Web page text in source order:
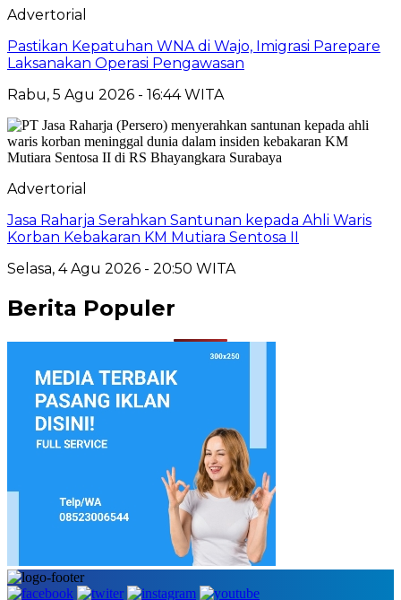
Advertorial
Pastikan Kepatuhan WNA di Wajo, Imigrasi Parepare
Laksanakan Operasi Pengawasan
Rabu, 5 Agu 2026 - 16:44 WITA
Advertorial
Jasa Raharja Serahkan Santunan kepada Ahli Waris
Korban Kebakaran KM Mutiara Sentosa II
Selasa, 4 Agu 2026 - 20:50 WITA
Berita Populer